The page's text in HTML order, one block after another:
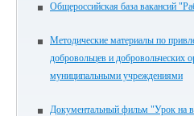
Общероссийская база вакансий
Методические материалы по
добровольцев и добровольческих
муниципальными учреждениями
Документальный фильм "Урок на